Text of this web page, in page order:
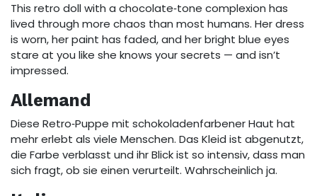
This retro doll with a chocolate‑tone complexion has
lived through more chaos than most humans. Her dress
is worn, her paint has faded, and her bright blue eyes
stare at you like she knows your secrets — and isn’t
impressed.
Allemand
Diese Retro‑Puppe mit schokoladenfarbener Haut hat
mehr erlebt als viele Menschen. Das Kleid ist abgenutzt,
die Farbe verblasst und ihr Blick ist so intensiv, dass man
sich fragt, ob sie einen verurteilt. Wahrscheinlich ja.